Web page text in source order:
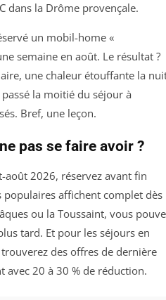
dans la Drôme provençale.
un mobil-home «
semaine en août. Le résultat ?
une chaleur étouffante la
la moitié du séjour à
Bref, une leçon.
pas se faire avoir ?
2026, réservez avant fin
populaires affichent complet dès
ou la Toussaint, vous
tard. Et pour les séjours en
des offres de dernière
avec 20 à 30 % de réduction.